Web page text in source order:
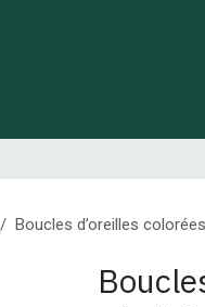
Boucles d’oreilles